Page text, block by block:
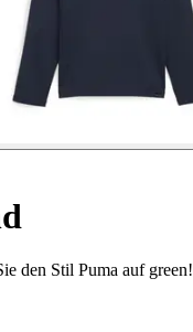
den Stil Puma auf green!